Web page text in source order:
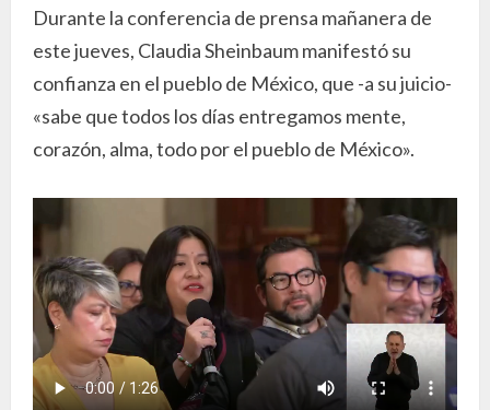
Durante la conferencia de prensa mañanera de
este jueves, Claudia Sheinbaum manifestó su
confianza en el pueblo de México, que -a su juicio-
«sabe que todos los días entregamos mente,
corazón, alma, todo por el pueblo de México».